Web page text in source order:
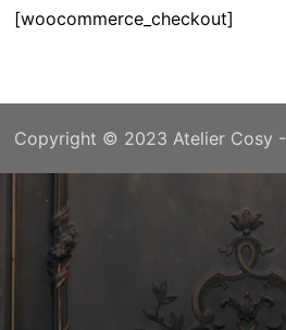
[woocommerce_checkout]
Copyright © 2023 Atelier Cosy -